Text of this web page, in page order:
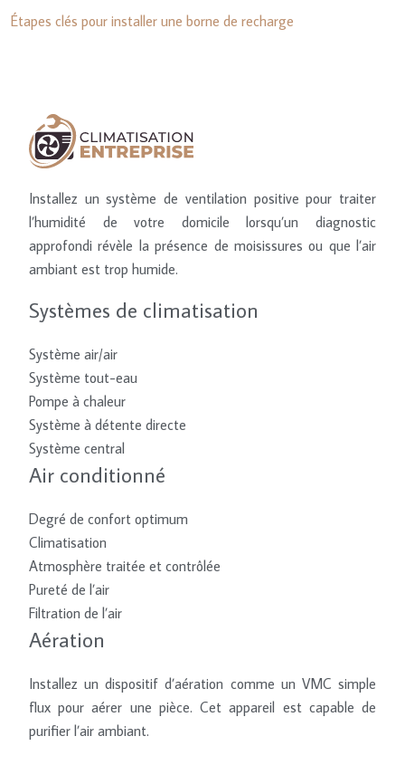
Étapes clés pour installer une borne de recharge
Installez un système de ventilation positive pour traiter
l’humidité de votre domicile lorsqu’un diagnostic
approfondi révèle la présence de moisissures ou que l’air
ambiant est trop humide.
Systèmes de climatisation
Système air/air
Système tout-eau
Pompe à chaleur
Système à détente directe
Système central
Air conditionné
Degré de confort optimum
Climatisation
Atmosphère traitée et contrôlée
Pureté de l’air
Filtration de l’air
Aération
Installez un dispositif d’aération comme un VMC simple
flux pour aérer une pièce. Cet appareil est capable de
purifier l’air ambiant.